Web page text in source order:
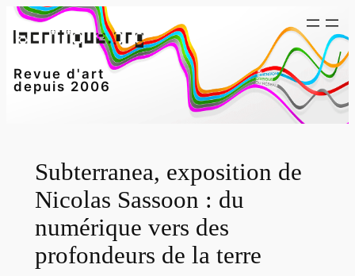
Aller
au
Revue d'art
depuis 2006
Subterranea, exposition de
Nicolas Sassoon : du
numérique vers des
profondeurs de la terre